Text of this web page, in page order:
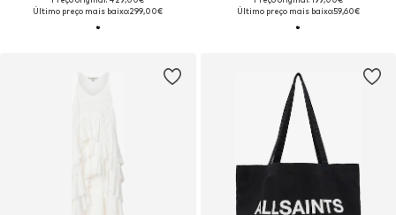
Último preço mais baixo:299,00€
Último preço mais baixo:59,60€